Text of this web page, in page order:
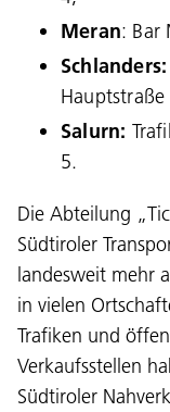
Meran: Bar
Schlanders:
Salurn:
5.
Die Abteilung
Südtiroler
landesweit mehr
in vielen
Trafiken und
Verkaufsstellen
Südtiroler